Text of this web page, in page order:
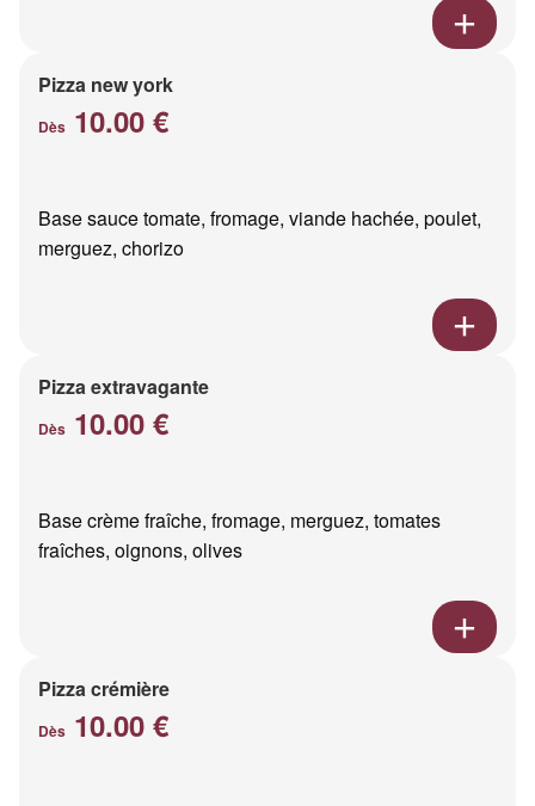
Pizza new york
Dès 10.00 €
Base sauce tomate, fromage, viande hachée, poulet,
merguez, chorizo
Pizza extravagante
Dès 10.00 €
Base crème fraîche, fromage, merguez, tomates
fraîches, oignons, olives
Pizza crémière
Dès 10.00 €